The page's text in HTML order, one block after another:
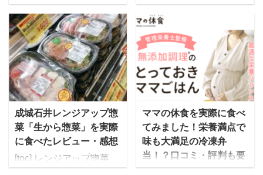
会員数220万人を突破し
た売上No.１の野菜宅
配。 有機野菜や減農薬野
菜のほかに、肉・魚、加
工品まで幅広く扱ってい
ます。 有機野菜や減農薬
野菜、合成保存料と合成
着色料不使用の加工品な
ど健康に気を遣った食材
ばかりなので、妊娠中や
授乳中はもちろん ...
ています。 画像出典：テ
レビ朝日 2021年3月13日
「冷凍なのにまるで握り
たて 宅配寿司店の秘策
とは」 凍眠の特徴 同じ
温度の冷凍庫に対して、
約20倍の速さで冷凍可能
瞬間冷凍することで、発
生する氷の細胞が小さ
く、細胞の破壊を防止 解
凍時の旨 ...
便（たくさいびん）」
は、カタログ通販の老舗
ベルーナが提供する、和
洋中の”家庭の味”をお得
なセットで届ける宅配弁
当・宅食（食事宅配）で
す。 冷凍弁当で保管もし
やすく、栄養バランスを
考慮した合計60種ものメ
食」にかける想いとは
”ステイホーム”が話題と
なった2020年は、新しい
タイプの宅食・宅配弁当
が続々と登場していま
す。ママ向けの冷凍宅食
サービスの「ママの休
食」も2020年に運営を開
始した新サービスです。
今回は「ママの休食」を
運営するセブンリッチグ
成城石井レンジアップ惣
菜「生から惣菜」を実際
に食べたレビュー・感想
[toc] レンジアップ惣菜
ママの休食を実際に食べ
てみました！栄養満点で
味も大満足の冷凍弁
当！？口コミ・評判も要
チェックです！